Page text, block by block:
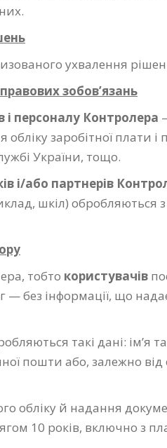
ухвалення
зобов’язань
і персоналу Контролера
заробітної плати
України, тощо.
і/або партнерів
шкіл)
тобто користувачів
без інформації, що
такі дані: ім’я
пошти або, залежно
обліку й надання
10 років, включно з